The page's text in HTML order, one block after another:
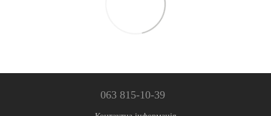
063 815-10-39